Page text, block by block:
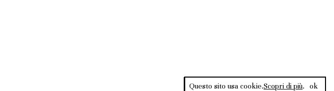
Questo sito usa cookie.Scopri di più. ok